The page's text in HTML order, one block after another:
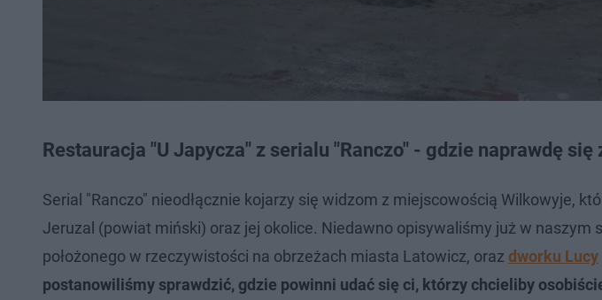
Restauracja "U Japycza" z serialu "Ranczo" - gdzie naprawdę się
Serial "Ranczo" nieodłącznie kojarzy się widzom z miejscowością Wilkowyje,
Jeruzal (powiat miński) oraz jej okolice. Niedawno opisywaliśmy już w naszym
położonego w rzeczywistości na obrzeżach miasta Latowicz, oraz dworku Lucy
postanowiliśmy sprawdzić, gdzie powinni udać się ci, którzy chcieliby